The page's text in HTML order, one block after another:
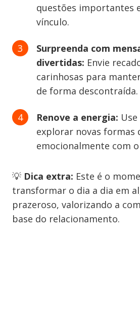
questões importantes
vínculo.
Surpreenda com
divertidas: Envie
carinhosas para
de forma descontraída.
Renove a energia:
explorar novas formas
emocionalmente com
💡 Dica extra: Este é o
transformar o dia a dia em
prazeroso, valorizando a
base do relacionamento.